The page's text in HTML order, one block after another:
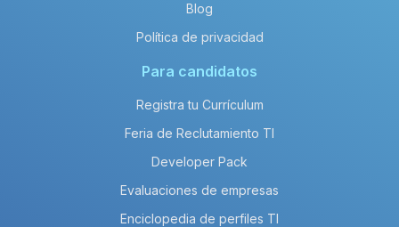
Blog
Política de privacidad
Para candidatos
Registra tu Currículum
Feria de Reclutamiento TI
Developer Pack
Evaluaciones de empresas
Enciclopedia de perfiles TI